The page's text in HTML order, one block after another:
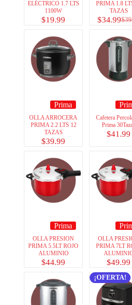
ELÉCTRICO 1.7 LTS
1100W
$19.99
PRIMA 1.8
TAZAS
$
$34.99
Prima
OLLA ARROCERA
PRIMA 2.2 LTS 12
TAZAS
$39.99
Cafetera
Prima
$41.99
Prima
OLLA PRESION
PRIMA 5.5LT ROJO
ALUMINIO
$44.99
OLLA
PRIMA 7LT
$49.99
¡OFERTA!